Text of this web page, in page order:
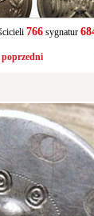
766sygnatur
poprzedni